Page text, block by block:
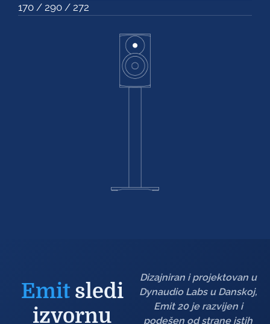
170 / 290 / 272
Emitsledi
izvornu
Dizajniran i projektovan u
Dynaudio Labs u Danskoj,
Emit 20 je razvijen i
podešen od strane istih